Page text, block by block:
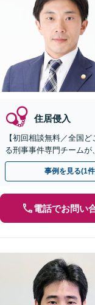
住居侵入
【初回相談無料／全国
る刑事事件専門チームが
事例を見る(1
電話でお問い